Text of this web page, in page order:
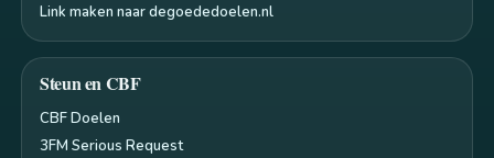
Link maken naar degoededoelen.nl
Steun en CBF
CBF Doelen
3FM Serious Request